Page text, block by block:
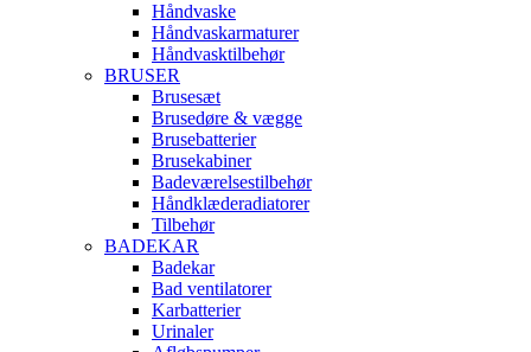
Håndvaske
Håndvaskarmaturer
Håndvasktilbehør
BRUSER
Brusesæt
Brusedøre & vægge
Brusebatterier
Brusekabiner
Badeværelsestilbehør
Håndklæderadiatorer
Tilbehør
BADEKAR
Badekar
Bad ventilatorer
Karbatterier
Urinaler